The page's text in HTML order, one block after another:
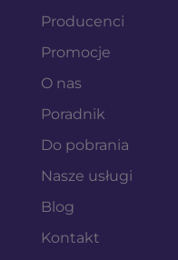
Producenci
Promocje
O nas
Poradnik
Do pobrania
Nasze usługi
Blog
Kontakt